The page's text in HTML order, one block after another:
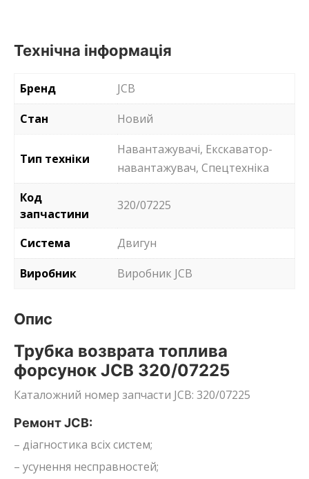
Технічна інформація
Бренд
JCB
Стан
Новий
Тип техніки
Навантажувачі, Екскаватор-
навантажувач, Спецтехніка
Код
запчастини
320/07225
Система
Двигун
Виробник
Виробник JCB
Опис
Трубка возврата топлива
форсунок JCB 320/07225
Каталожний номер запчасти JCB: 320/07225
Ремонт JCB:
– діагностика всіх систем;
– усунення несправностей;